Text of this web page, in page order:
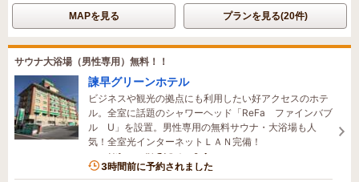
MAPを見る プランを見る(20件)
サウナ大浴場（男性専用）無料！！
諫早グリーンホテル
ビジネスや観光の拠点にも利用したい好アクセスのホテ
ル。全室に話題のシャワーヘッド「ReFa ファインバブ
ル U」を設置。男性専用の無料サウナ・大浴場も人
気！全室光インターネットＬＡＮ完備！
1名がこの宿を見ています
3時間前に予約されました